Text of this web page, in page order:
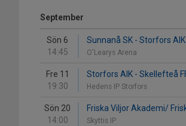
September
Sön 6
14:45
Sunnanå SK - Storfors AIK
O'Learys Arena
Fre 11
19:30
Storfors AIK - Skellefteå
Hedens IP Storfors
Sön 20
14:00
Friska Viljor Akademi/
Skyttis IP